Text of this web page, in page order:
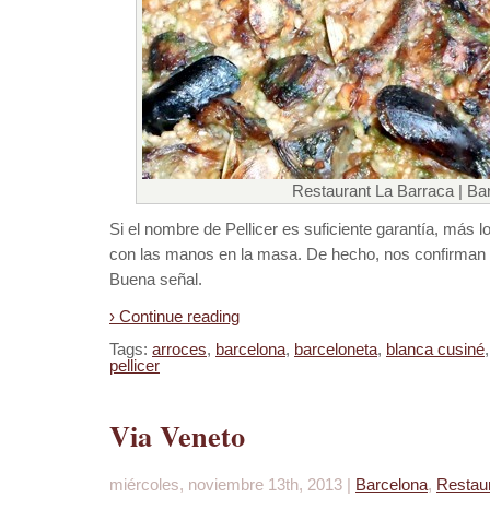
Restaurant La Barraca |
Si el nombre de Pellicer es suficiente garantía, más
con las manos en la masa. De hecho, nos
Buena señal.
› Continue reading
Tags: arroces, barcelona, barceloneta, blanca cusiné
pellicer
Via Veneto
miércoles, noviembre 13th, 2013 | Barcelona,